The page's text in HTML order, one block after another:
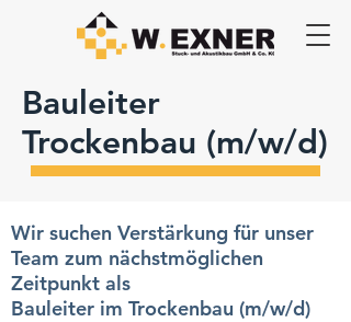
Bauleiter
Trockenbau (m/w/d)
Wir suchen Verstärkung für unser
Team zum nächstmöglichen
Zeitpunkt als
Bauleiter im Trockenbau (m/w/d)